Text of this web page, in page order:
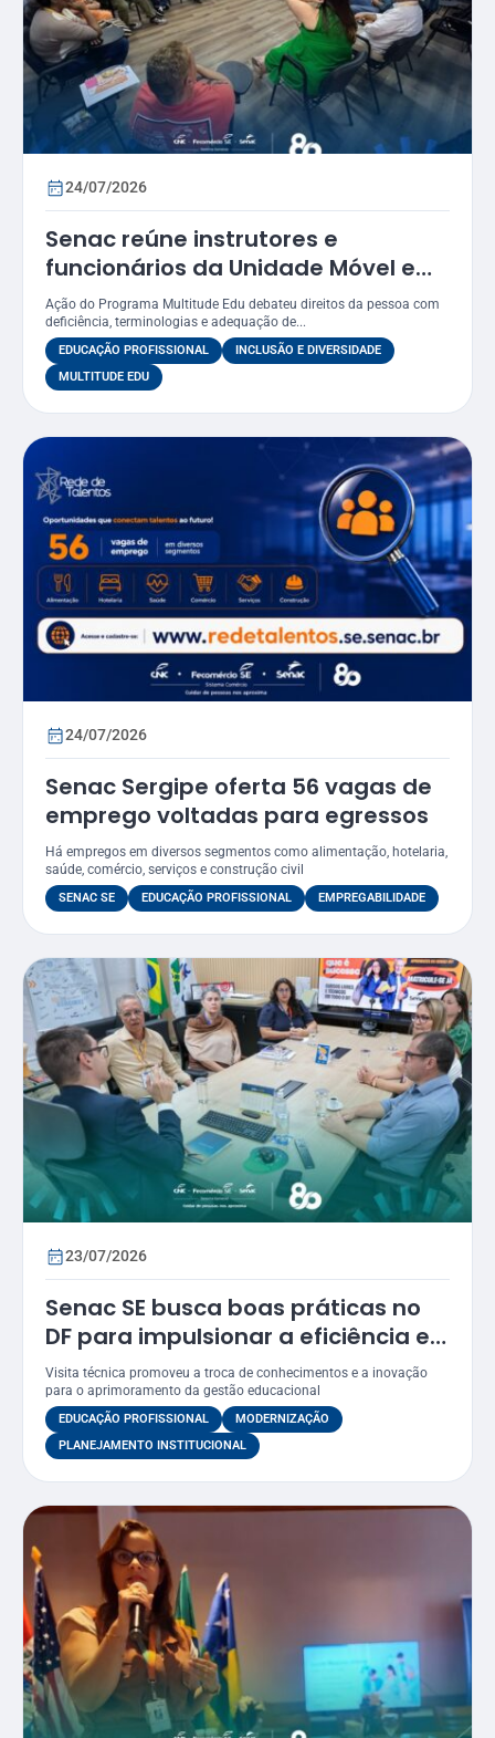
24/07/2026
Senac reúne instrutores e
funcionários da Unidade Móvel em
oficina sobre práticas inclusivas e
acessibilidade
Ação do Programa Multitude Edu debateu direitos da pessoa com
deficiência, terminologias e adequação de...
EDUCAÇÃO PROFISSIONAL
INCLUSÃO E DIVERSIDADE
MULTITUDE EDU
24/07/2026
Senac Sergipe oferta 56 vagas de
emprego voltadas para egressos
Há empregos em diversos segmentos como alimentação, hotelaria,
saúde, comércio, serviços e construção civil
SENAC SE EDUCAÇÃO PROFISSIONAL EMPREGABILIDADE
23/07/2026
Senac SE busca boas práticas no
DF para impulsionar a eficiência e
a modernização dos seus
processos
Visita técnica promoveu a troca de conhecimentos e a inovação
para o aprimoramento da gestão educacional
EDUCAÇÃO PROFISSIONAL
MODERNIZAÇÃO
PLANEJAMENTO INSTITUCIONAL